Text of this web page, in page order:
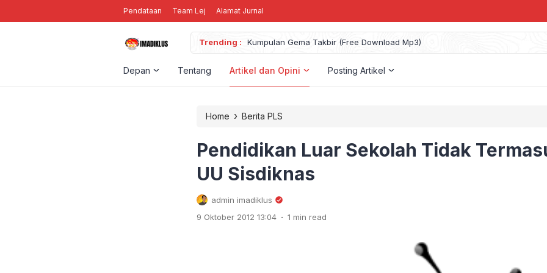
Pendataan Team Lej Alamat Jurnal
Trending : Kumpulan Gema Takbir (Free Download Mp3)
Depan Tentang Artikel dan Opini Posting Artikel
Home › Berita PLS
Pendidikan Luar Sekolah Tidak
UU Sisdiknas
admin imadiklus
9 Oktober 2012 13:04 . 1 min read